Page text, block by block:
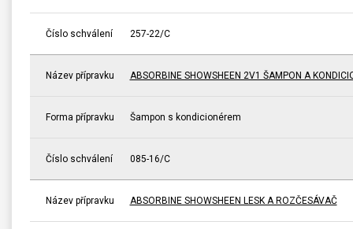
Číslo schválení 257-22/C
Název přípravku ABSORBINE SHOWSHEEN 2V1 ŠAMPON A
Forma přípravku Šampon s kondicionérem
Číslo schválení 085-16/C
Název přípravku ABSORBINE SHOWSHEEN LESK A ROZČESÁVAČ